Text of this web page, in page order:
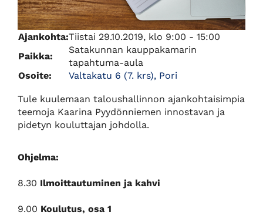
Ajankohta:Tiistai 29.10.2019, klo 9:00 - 15:00
Paikka:
Satakunnan kauppakamarin
tapahtuma-aula
Osoite:
Valtakatu 6 (7. krs), Pori
Tule kuulemaan taloushallinnon ajankohtaisimpia
teemoja Kaarina Pyydönniemen innostavan ja
pidetyn kouluttajan johdolla.
Ohjelma:
8.30 Ilmoittautuminen ja kahvi
9.00 Koulutus, osa 1